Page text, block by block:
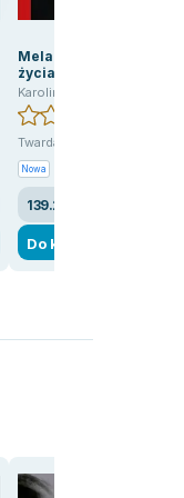
Mela Muter. Gorączka
życia
Karolina Prewęcka
Twarda
Nowa
139.28 zł
Do koszyka